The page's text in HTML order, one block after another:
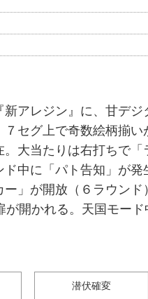
アレジン』に、甘デ
セグ上で奇数絵柄揃
大当たりは右打ちで「
中に「パト告知」が発
」が開放（６ラウンド
開かれる。天国モー
潜伏確変